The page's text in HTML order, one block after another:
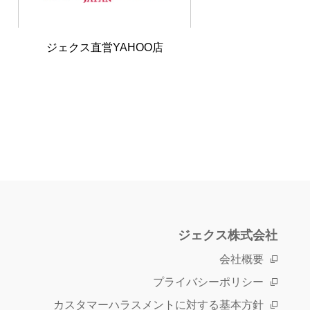
ジェクス直営YAHOO店
ジェクス株式会社
会社概要
プライバシーポリシー
カスタマーハラスメントに対する基本方針